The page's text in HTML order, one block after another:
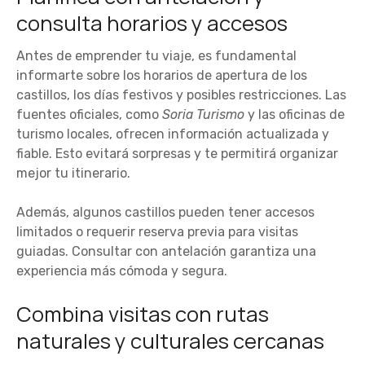
consulta horarios y accesos
Antes de emprender tu viaje, es fundamental
informarte sobre los horarios de apertura de los
castillos, los días festivos y posibles restricciones. Las
fuentes oficiales, como Soria Turismo y las oficinas de
turismo locales, ofrecen información actualizada y
fiable. Esto evitará sorpresas y te permitirá organizar
mejor tu itinerario.
Además, algunos castillos pueden tener accesos
limitados o requerir reserva previa para visitas
guiadas. Consultar con antelación garantiza una
experiencia más cómoda y segura.
Combina visitas con rutas
naturales y culturales cercanas